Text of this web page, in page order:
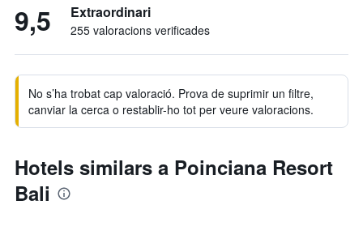
9,5 Extraordinari
255 valoracions verificades
No s’ha trobat cap valoració. Prova de suprimir un filtre,
canviar la cerca o restablir-ho tot per veure valoracions.
Hotels similars a Poinciana Resort
Bali